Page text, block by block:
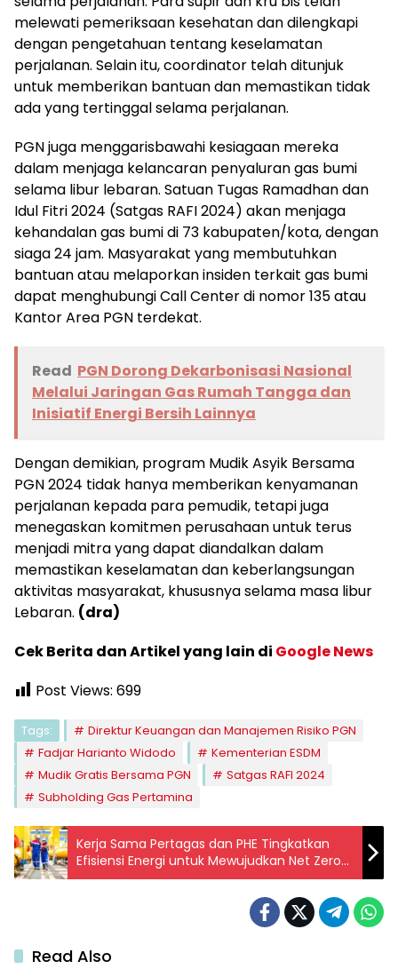
melewati pemeriksaan kesehatan dan dilengkapi
dengan pengetahuan tentang keselamatan
perjalanan. Selain itu, coordinator telah ditunjuk
untuk memberikan bantuan dan memastikan tidak
ada yang tertinggal selama perjalanan.
PGN juga menggarisbawahi kesiagaan mereka
dalam menjaga kelancaran penyaluran gas bumi
selama libur lebaran. Satuan Tugas Ramadhan dan
Idul Fitri 2024 (Satgas RAFI 2024) akan menjaga
kehandalan gas bumi di 73 kabupaten/kota, dengan
siaga 24 jam. Masyarakat yang membutuhkan
bantuan atau melaporkan insiden terkait gas bumi
dapat menghubungi Call Center di nomor 135 atau
Kantor Area PGN terdekat.
Read PGN Dorong Dekarbonisasi Nasional
Melalui Jaringan Gas Rumah Tangga dan
Inisiatif Energi Bersih Lainnya
Dengan demikian, program Mudik Asyik Bersama
PGN 2024 tidak hanya memberikan kenyamanan
perjalanan kepada para pemudik, tetapi juga
menegaskan komitmen perusahaan untuk terus
menjadi mitra yang dapat diandalkan dalam
memastikan keselamatan dan keberlangsungan
aktivitas masyarakat, khususnya selama masa libur
Lebaran. (dra)
Cek Berita dan Artikel yang lain di Google News
Post Views: 699
Tags:
Direktur Keuangan dan Manajemen Risiko PGN
Fadjar Harianto Widodo
Kementerian ESDM
Mudik Gratis Bersama PGN
Satgas RAFI 2024
Subholding Gas Pertamina
Kerja Sama Pertagas dan PHE Tingkatkan
Efisiensi Energi untuk Mewujudkan Net Zero
Emission
Read Also